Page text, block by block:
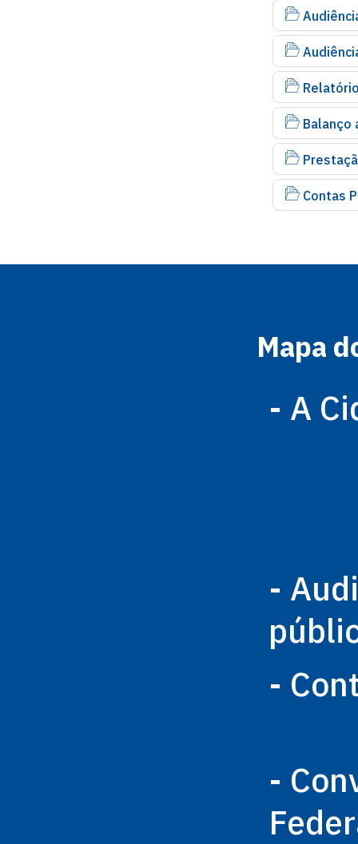
Balanço
Contas
Mapa
- A
-
-
-